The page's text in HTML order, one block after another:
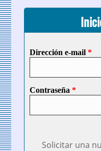
Dirección e-mail *
Contraseña *
Solicitar una